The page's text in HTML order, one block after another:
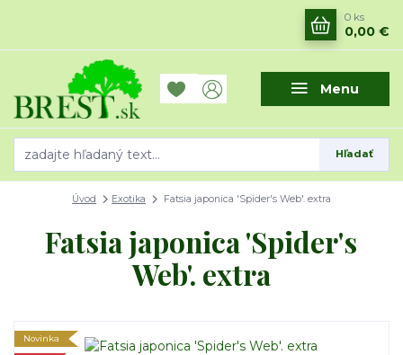
Menu
Hľadať
0 ks
0,00 €
Úvod Exotika Fatsia japonica 'Spider's Web'. extra
Fatsia japonica 'Spider's
Web'. extra
Novinka